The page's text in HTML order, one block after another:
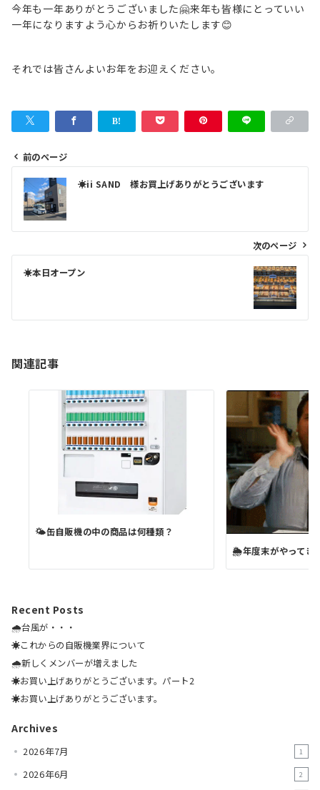
今年も一年ありがとうございました🤗来年も皆様にとっていい
一年になりますよう心からお祈りいたします😊
それでは皆さんよいお年をお迎えください。
投
稿
ナ
ビ
ゲ
ー
ョ
前のページ
☀️ii SAND 様お買上げありがとうございます
次のページ
☀️本日オープン
関連記事
🌤缶自販機の中の商品は何種類？
🌦️年度末がやってき
Recent Posts
🌧️台風が・・・
☀️これからの自販機業界について
🌧️新しくメンバーが増えました
☀️お買い上げありがとうございます。パート2
☀️お買い上げありがとうございます。
Archives
2026年7月 1
2026年6月 2